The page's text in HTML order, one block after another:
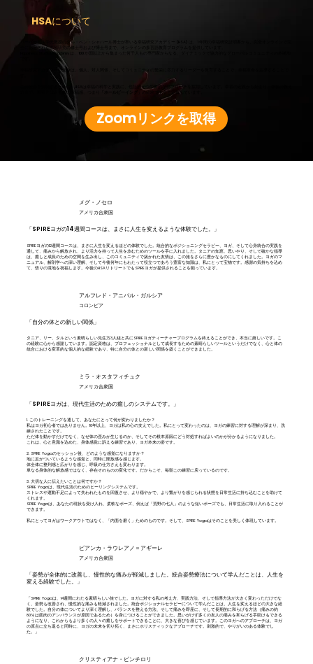
HSAについて
ハーバード大学元教授のタル・ベン・シャハール博士が率いる幸福研究アカデミー (HSA) は、1 年間の幸福研究証明書から、完全オンラインで完
全に認定された幸福研究の修士号および博士号まで、オンラインの多言語教育プログラムを提供しています。
Happiness Studies Academy は、100 か国以上から集まった何千人もの専門家からなる、ダイナミックで協力的なグローバル コミュニティの本拠地
幸福研究アカデミーの使命は、個人、対人関係、そしてコミュニティの繁栄に尽力するリーダーを教育することで、幸福革命を主導することで
この使命を実現するために、HSAは幸福の科学と実践に、包括的かつ学際的なアプローチを採用しています。幸福の定義から始まり、幸福の教え
方まで、幸福とは人全体の幸福感、つまり
の経験であると定義しています。
Zoomリンクを取得
メグ・ノセロ
アメリカ合衆国
「SPIREヨガの14週間コースは、まさに人生を変えるような体験でした。」
SPIREヨガの12週間コースは、まさに人生を変えるほどの体験でした。統合的なポジショニングセラピー、ヨガ、そして心身統合の実践を
通して、痛みから解放され、より活力を持って人生を歩むためのツールを手に入れました。タニアの知恵、思いやり、そして確かな指導
は、癒しと成長のための空間を生み出し、このコミュニティで築かれた友情は、この旅をさらに豊かなものにしてくれました。ヨガのマ
ニュアル、解剖学への深い理解、そして今後何年にもわたって役立つであろう豊富な知識は、私にとって宝物です。感謝の気持ちを込め
て、悟りの境地を祝福します。今後のHSAリトリートでもSPIREヨガが提供されることを願っています。
アルフレド・アニバル・ガルシア
コロンビア
「自分の体との新しい関係」
タニア、リー、タルという素晴らしい先生方3人組と共にSPIREヨガティーチャープログラムを終えることができ、本当に嬉しいです。こ
の経験に心から感謝しています。認定資格は、プロフェッショナルとして成長するための素晴らしいツールというだけでなく、心と体の
統合における変革的な個人的な経験であり、特に自分の体との新しい関係を築くことができました。
ミラ・オスタフィチュク
アメリカ合衆国
「SPIREヨガは、現代生活のための癒しのシステムです。」
1. このトレーニングを通して、あなたにとって何が変わりましたか？
私はヨガ初心者ではありません。10年以上、ヨガは私の心の支えでした。私にとって変わったのは、ヨガの練習に対する理解が深まり、洗
練されたことです。
ただ体を動かすだけでなく、なぜ体の歪みが生じるのか、そしてその根本原因にどう対処すればよいのかが分かるようになりました。
これは、心と意識を込めた、身体感覚に訴える練習であり、ヨガ本来の姿です。
2. SPIRE Yogaのセッション後、どのような感覚になりますか？
地に足がついているような感覚と、同時に開放感を感じます。
体全体に整列感と広がりを感じ、呼吸の仕方さえも変わります。
単なる身体的な解放感ではなく、存在そのものの変化です。だからこそ、毎朝この練習に戻っているのです。
3. 大切な人に伝えたいことは何ですか？
SPIRE Yogaは、現代生活のためのヒーリングシステムです。
ストレスや運動不足によって失われたものを回復させ、より穏やかで、より繋がりを感じられる状態を日常生活に持ち込むことを助けて
くれます。
SPIRE Yogaは、あなたの現状を受け入れ、柔軟なポーズ、例えば「荒野の七人」のような短いポーズでも、日常生活に取り入れることが
できます。
私にとってヨガはワークアウトではなく、「内面を磨く」ためのものです。そして、SPIRE Yogaはそのことを美しく体現しています。
ビアンカ・ラウレアノ＝アギーレ
アメリカ合衆国
「姿勢が全体的に改善し、慢性的な痛みが軽減しました。統合姿勢療法について学んだことは、人生を
変える経験でした。」
「SPIRE Yogaは、14週間にわたる素晴らしい旅でした。ヨガに対する私の考え方、実践方法、そして指導方法が大きく変わっただけでな
く、姿勢も改善され、慢性的な痛みも軽減されました。統合ポジショナルセラピーについて学んだことは、人生を変えるほどの大きな経
験でした。自分の体についてより深く理解し、バランスを整える方法、そして痛みを即座に、そして長期的に和らげる方法（痛みの約
80%は筋肉のアンバランスが原因であるため）を身につけることができました。思いがけず多くの友人の痛みを和らげる手助けもできる
ようになり、これからもより多くの人々の癒しをサポートできることに、大きな喜びを感じています。このヨガへのアプローチは、ヨガ
の原点に立ち返ると同時に、ヨガの未来を切り拓く、まさにホリスティックなアプローチです。刺激的で、やりがいのある体験でし
た。」
クリスティアナ・ピンチロリ